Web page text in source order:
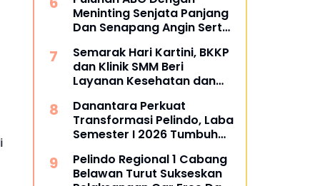
Meninting Senjata Panjang
Dan Senapang Angin Serta
Semarak Hari Kartini, BKKP
dan Klinik SMM Beri
Layanan Kesehatan dan
Sektor Transportasi
Maritim
Danantara Perkuat
Transformasi Pelindo, Laba
Semester I 2026 Tumbuh
Pelindo Regional 1 Cabang
Belawan Turut Sukseskan